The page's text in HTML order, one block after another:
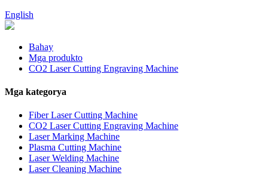
English
Bahay
Mga produkto
CO2 Laser Cutting Engraving Machine
Mga kategorya
Fiber Laser Cutting Machine
CO2 Laser Cutting Engraving Machine
Laser Marking Machine
Plasma Cutting Machine
Laser Welding Machine
Laser Cleaning Machine